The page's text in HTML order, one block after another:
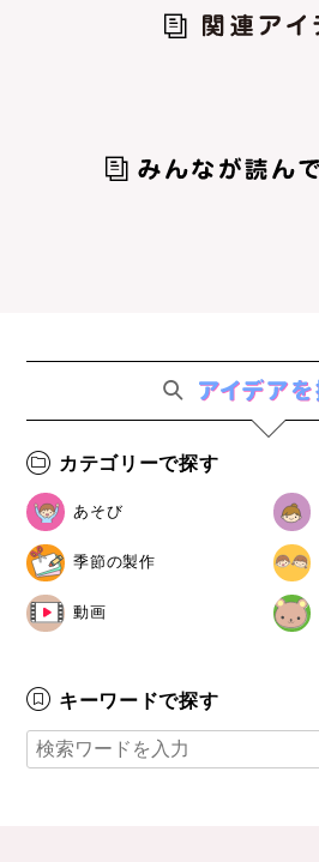
カテゴリーで探す
あそび
季節の製作
動画
キーワードで探す